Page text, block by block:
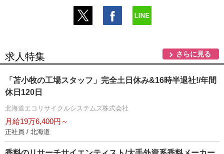
求人特集 さらに見る
「苫小牧の工場スタッフ」完全土日休み&16時半退社!/年間
休日120日
北海道エコリサイクルシステムズ株式会社
月給19万6,400円～
正社員 / 北海道